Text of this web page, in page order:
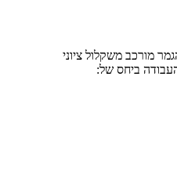
מורכב משקלול ציוני
העבודה ביחס של: